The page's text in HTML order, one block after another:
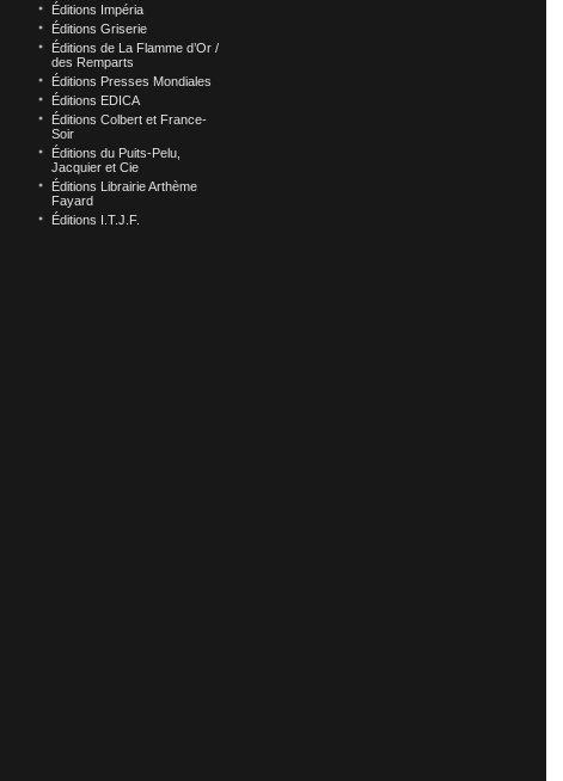
Éditions Impéria
Éditions Griserie
Éditions de La Flamme d’Or /
des Remparts
Éditions Presses Mondiales
Éditions EDICA
Éditions Colbert et France-
Soir
Éditions du Puits-Pelu,
Jacquier et Cie
Éditions Librairie Arthème
Fayard
Éditions I.T.J.F.